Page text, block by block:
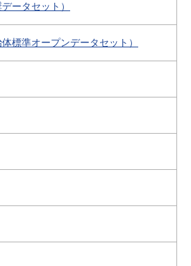
ータセット）
標準オープンデータセット）